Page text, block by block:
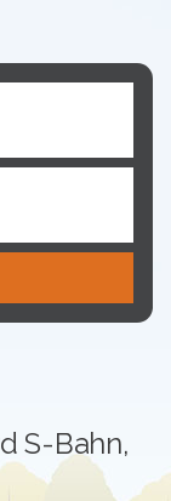
S-Bahn,